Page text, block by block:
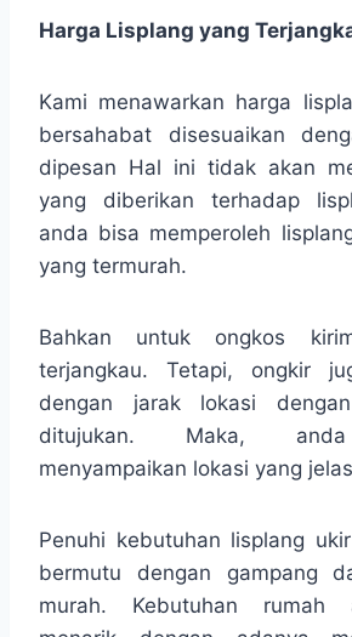
Harga Lisplang yang
Kami menawarkan harga
bersahabat disesuaikan
dipesan Hal ini tidak akan
yang diberikan terhadap
anda bisa memperoleh
yang termurah.
Bahkan untuk ongkos
terjangkau. Tetapi, ongkir
dengan jarak lokasi
ditujukan. Maka, anda
menyampaikan lokasi yang
Penuhi kebutuhan lisplang
bermutu dengan gampang
murah. Kebutuhan rumah